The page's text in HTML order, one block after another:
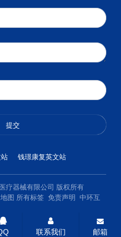
钱璟康复英文站
疗器械有限公司 版权所有
图 所有标签 免责声明
中环互
联系我们 邮箱